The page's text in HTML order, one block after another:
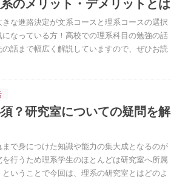
のメリット・デメリットとは
な進路決定が文系コースと理系コースの選択
なっている方！高校での理系科目の勉強の話
話まで幅広く解説していますので、ぜひお読
？研究室についての疑問を解
で身につけた知識や能力の集大成となるのが
行うため理系学生のほとんどは研究室へ所属
いうことで今回は、理系の研究室とはどのよ